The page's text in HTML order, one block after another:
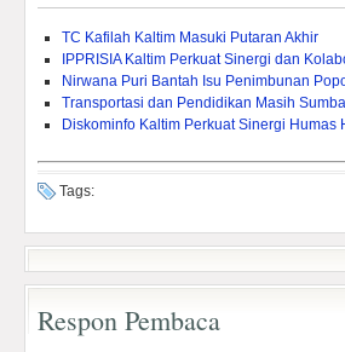
TC Kafilah Kaltim Masuki Putaran Akhir
IPPRISIA Kaltim Perkuat Sinergi dan
Nirwana Puri Bantah Isu Penimbunan
Transportasi dan Pendidikan Masih
Diskominfo Kaltim Perkuat Sinergi Humas
Tags:
Respon Pembaca